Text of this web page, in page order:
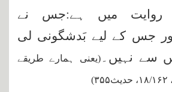
روایت میں ہے:جس نے
جس کے لیے بَدشگونی لی
سے نہیں۔(یعنی ہمارے طریقے
۱۸/۱۶۲، حدیث۳۵۵)